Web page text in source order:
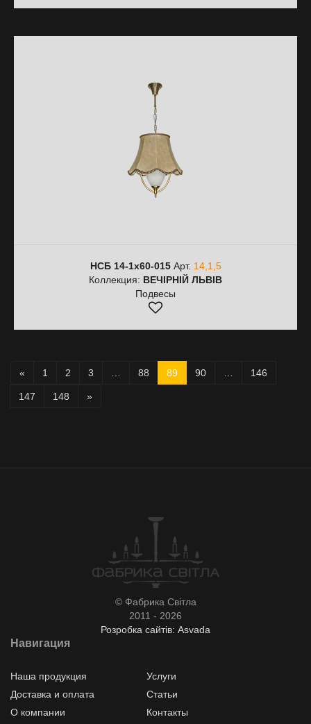
НСБ 14-1х60-015Арт. 14,1,5
Коллекция: ВЕЧІРНІЙ ЛЬВІВ
Подвесы
« 1 2 3 88 89 90 146
147 148 »
© Фабрика Світла
2011 - 2026
Розробка сайтів: Asvada
Навигация
Наша продукция
Услуги
Доставка и оплата
Статьи
О компании
Контакты